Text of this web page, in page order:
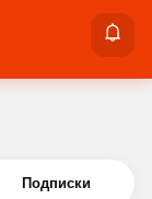
Войти
Подписки